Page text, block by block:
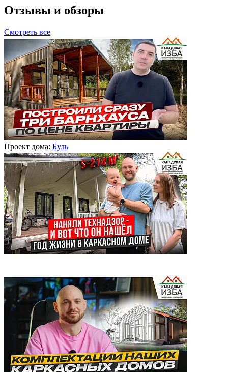
Отзывы и обзоры
Смотреть все
Проект дома: Буль